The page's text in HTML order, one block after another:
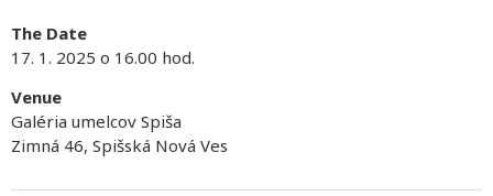
The Date
17. 1. 2025 o 16.00 hod.
Venue
Galéria umelcov Spiša
Zimná 46, Spišská Nová Ves